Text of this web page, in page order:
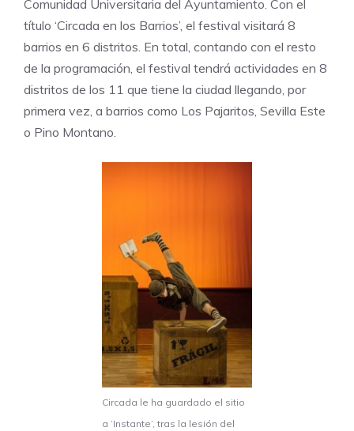
Comunidad Universitaria del Ayuntamiento. Con el
título ‘Circada en los Barrios’, el festival visitará 8
barrios en 6 distritos. En total, contando con el resto
de la programación, el festival tendrá actividades en 8
distritos de los 11 que tiene la ciudad llegando, por
primera vez, a barrios como Los Pajaritos, Sevilla Este
o Pino Montano.
Circada le ha guardado el sitio
a ‘Instante’, tras la lesión del